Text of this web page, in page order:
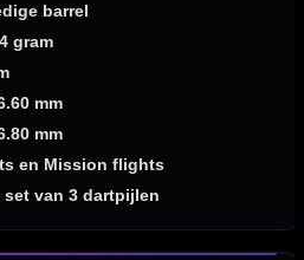
barrel
gram
mm
mm
en Mission flights
van 3 dartpijlen